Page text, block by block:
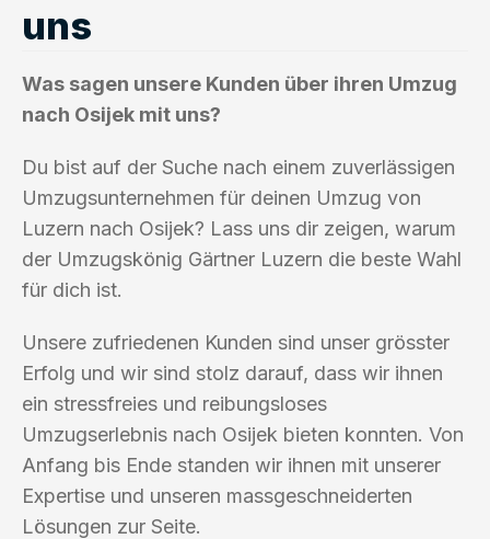
uns
Was sagen unsere Kunden über ihren Umzug
nach Osijek mit uns?
Du bist auf der Suche nach einem zuverlässigen
Umzugsunternehmen für deinen Umzug von
Luzern nach Osijek? Lass uns dir zeigen, warum
der Umzugskönig Gärtner Luzern die beste Wahl
für dich ist.
Unsere zufriedenen Kunden sind unser grösster
Erfolg und wir sind stolz darauf, dass wir ihnen
ein stressfreies und reibungsloses
Umzugserlebnis nach Osijek bieten konnten. Von
Anfang bis Ende standen wir ihnen mit unserer
Expertise und unseren massgeschneiderten
Lösungen zur Seite.